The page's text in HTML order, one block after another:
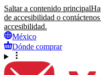
Saltar a contenido principal
de accesibilidad o
accesibilidad.
México
Dónde comprar